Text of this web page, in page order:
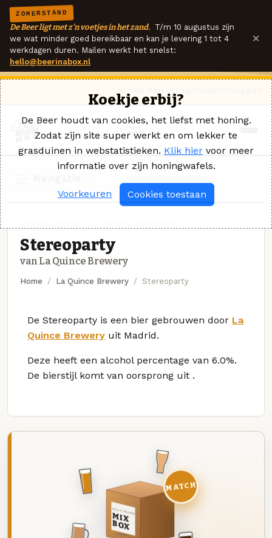
ZOMERSTAND
De Beer ligt met z'n voetjes in het zand. T/m 10 augustus zijn
we wat minder goed bereikbaar en kan je levering 1 tot 4
werkdagen duren. Mailen werkt het snelst:
hello@beerinabox.nl
×
Stereoparty
van La Quince Brewery
Home La Quince Brewery Stereoparty
De Stereoparty is een bier gebrouwen door La
Quince Brewery uit Madrid.
Deze heeft een alcohol percentage van 6.0%.
De bierstijl komt van oorsprong uit .
DEZE MAAND
MIX
BOX
8 BIEREN
MATCH
Koekje erbij?
De Beer houdt van cookies, het liefst met honing.
Zodat zijn site super werkt en om lekker te
grasduinen in webstatistieken. Klik hier voor meer
informatie over zijn honingwafels.
Voorkeuren Cookies toestaan